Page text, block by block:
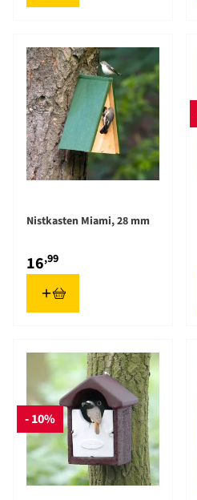
Nistkasten Miami, 28 mm
16,99
- 10%